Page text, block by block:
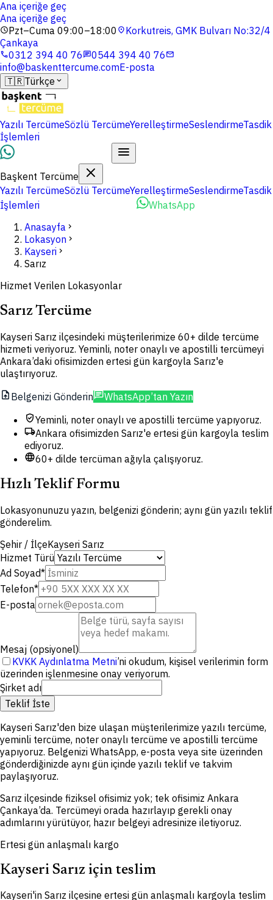
Ana içeriğe geç
Ana içeriğe geç
schedulePzt–Cuma 09:00–18:00 location_onKorkutreis, GMK Bulvarı No:32/4
Çankaya
phone0312 394 40 76chat0544 394 40 76mail
info@baskenttercume.comE-posta
🇹🇷Türkçe expand_more
Yazılı TercümeSözlü TercümeYerelleştirmeSeslendirmeTasdik
İşlemleri
Başkent Tercüme
Yazılı TercümeSözlü TercümeYerelleştirmeSeslendirmeTasdik
İşlemleri
WhatsApp
Anasayfa chevron_right
Lokasyon chevron_right
Kayseri chevron_right
Sarız
Hizmet Verilen Lokasyonlar
Sarız Tercüme
Kayseri Sarız ilçesindeki müşterilerimize 60+ dilde tercüme
hizmeti veriyoruz. Yeminli, noter onaylı ve apostilli tercümeyi
Ankara’daki ofisimizden ertesi gün kargoyla Sarız'e
ulaştırıyoruz.
upload_file Belgenizi GönderinchatWhatsApp’tan Yazın
verified_userYeminli, noter onaylı ve apostilli tercüme yapıyoruz.
local_shippingAnkara ofisimizden Sarız'e ertesi gün kargoyla teslim
ediyoruz.
language60+ dilde tercüman ağıyla çalışıyoruz.
Hızlı Teklif Formu
Lokasyonunuzu yazın, belgenizi gönderin; aynı gün yazılı teklif
gönderelim.
Şehir / İlçeKayseri Sarız
Hizmet Türü
Ad Soyad*
Telefon*
E-posta
Mesaj (opsiyonel)
KVKK Aydınlatma Metni’ni okudum, kişisel verilerimin form
üzerinden işlenmesine onay veriyorum.
Şirket adı
Teklif İste
Kayseri Sarız'den bize ulaşan müşterilerimize yazılı tercüme,
yeminli tercüme, noter onaylı tercüme ve apostilli tercüme
yapıyoruz. Belgenizi WhatsApp, e-posta veya site üzerinden
gönderdiğinizde aynı gün içinde yazılı teklif ve takvim
paylaşıyoruz.
Sarız ilçesinde fiziksel ofisimiz yok; tek ofisimiz Ankara
Çankaya’da. Tercümeyi orada hazırlayıp gerekli onay
adımlarını yürütüyor, hazır belgeyi adresinize iletiyoruz.
Ertesi gün anlaşmalı kargo
Kayseri Sarız için teslim
Kayseri'in Sarız ilçesine ertesi gün anlaşmalı kargoyla teslim